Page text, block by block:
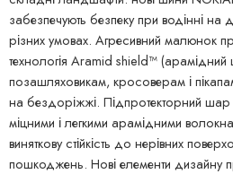
забезпечують безпеку при водінні на
різних умовах. Агресивний малюнок
технологія Aramid shield™
позашляховикам, кросоверам і
на бездоріжжі. Підпротекторний
міцними і легкими арамідними
виняткову стійкість до нерівних
пошкоджень. Нові елементи дизайну